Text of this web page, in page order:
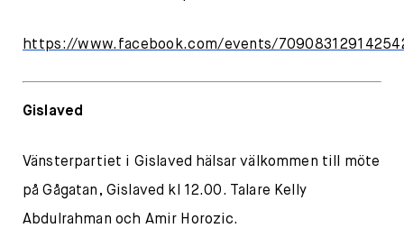
https://www.facebook.com/events/
Gislaved
Vänsterpartiet i Gislaved hälsar välkommen till möte
på Gågatan, Gislaved kl 12.00. Talare Kelly
Abdulrahman och Amir Horozic.